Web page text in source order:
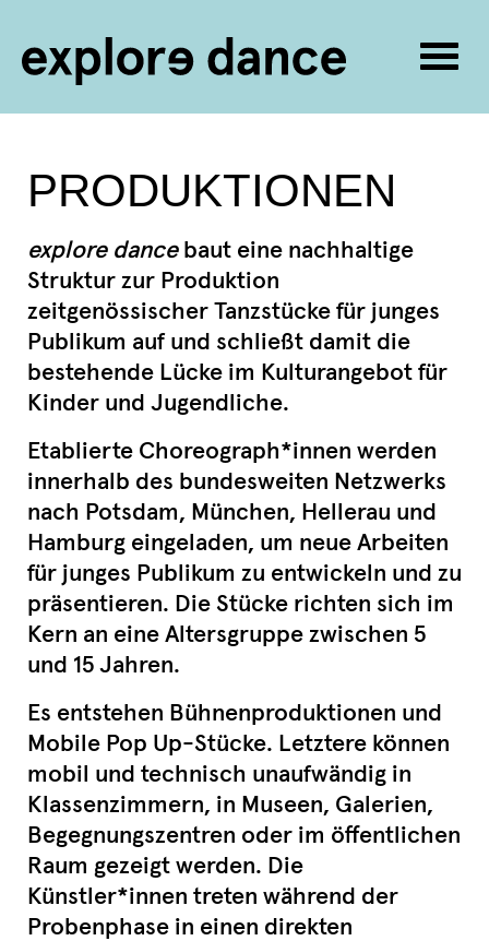
PRODUKTIONEN
explore dancebaut eine nachhaltige
Struktur zur Produktion
zeitgenössischer Tanzstücke für junges
Publikum auf und schließt damit die
bestehende Lücke im Kulturangebot für
Kinder und Jugendliche.
Etablierte Choreograph*innen werden
innerhalb des bundesweiten Netzwerks
nach Potsdam, München, Hellerau und
Hamburg eingeladen, um neue Arbeiten
für junges Publikum zu entwickeln und zu
präsentieren. Die Stücke richten sich im
Kern an eine Altersgruppe zwischen 5
und 15 Jahren.
Es entstehen Bühnenproduktionen und
Mobile Pop Up-Stücke. Letztere können
mobil und technisch unaufwändig in
Klassenzimmern, in Museen, Galerien,
Begegnungszentren oder im öffentlichen
Raum gezeigt werden. Die
Künstler*innen treten während der
Probenphase in einen direkten